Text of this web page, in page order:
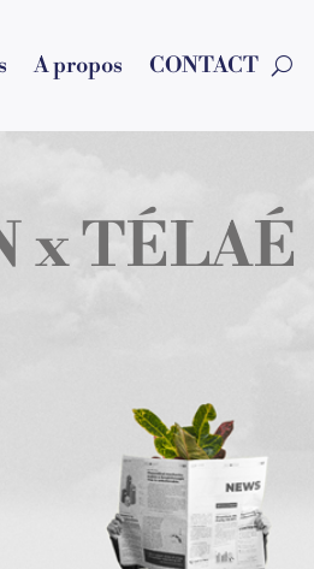
A propos CONTACT
x TÉLAÉ